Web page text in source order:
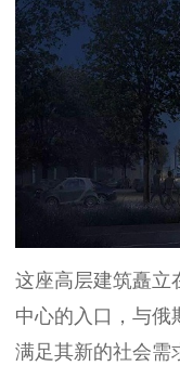
这座高层建筑矗立
中心的入口，与俄
满足其新的社会需